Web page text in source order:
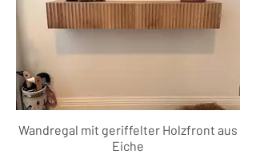
Wandregal mit geriffelter Holzfront aus
Eiche